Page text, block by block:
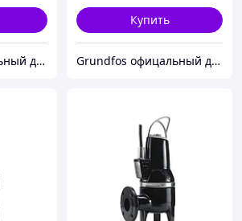
Grundfos офицальный дилер ТОО АСТИВ
Купить
Grundfos офицальный дилер ТОО АСТИВ